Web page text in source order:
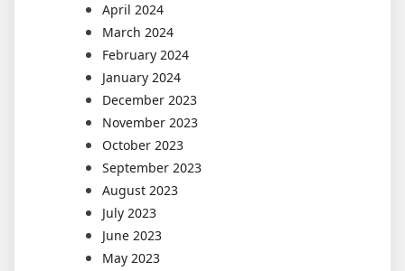
April 2024
March 2024
February 2024
January 2024
December 2023
November 2023
October 2023
September 2023
August 2023
July 2023
June 2023
May 2023